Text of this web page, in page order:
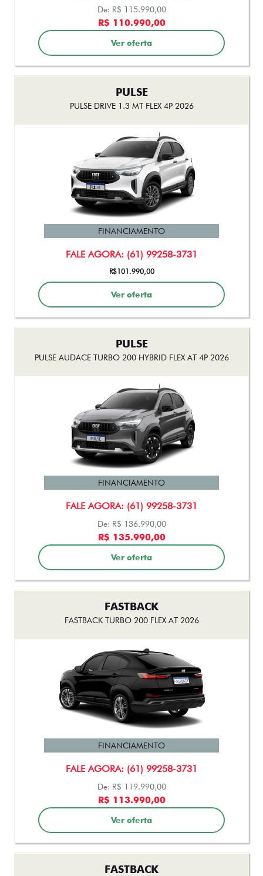
De: R$ 115.990,00
R$ 110.990,00
Ver oferta
PULSE
PULSE DRIVE 1.3 MT FLEX 4P 2026
FALE AGORA: (61) 99258-3731
FINANCIAMENTO
R$101.990,00
Ver oferta
PULSE
PULSE AUDACE TURBO 200 HYBRID FLEX AT 4P 2026
FALE AGORA: (61) 99258-3731
FINANCIAMENTO
De: R$ 136.990,00
R$ 135.990,00
Ver oferta
FASTBACK
FASTBACK TURBO 200 FLEX AT 2026
FALE AGORA: (61) 99258-3731
FINANCIAMENTO
De: R$ 119.990,00
R$ 113.990,00
Ver oferta
FASTBACK